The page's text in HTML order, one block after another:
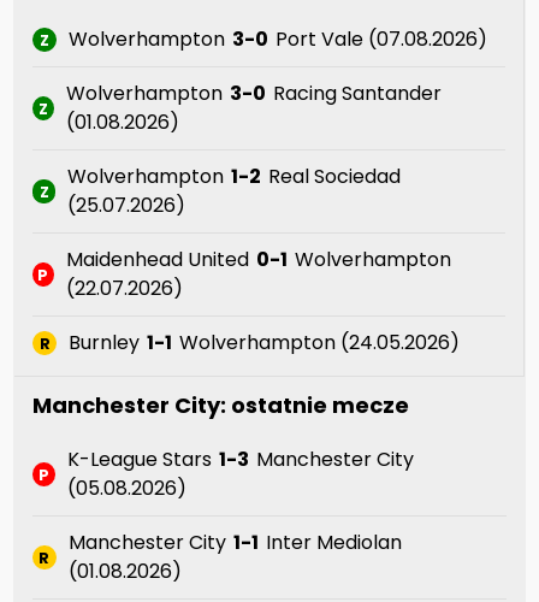
Z Wolverhampton 3-0 Port Vale (07.08.2026)
Z
Wolverhampton 3-0 Racing Santander
(01.08.2026)
Z
Wolverhampton 1-2 Real Sociedad
(25.07.2026)
P
Maidenhead United 0-1 Wolverhampton
(22.07.2026)
R Burnley 1-1 Wolverhampton (24.05.2026)
Manchester City: ostatnie mecze
P
K-League Stars 1-3 Manchester City
(05.08.2026)
R
Manchester City 1-1 Inter Mediolan
(01.08.2026)